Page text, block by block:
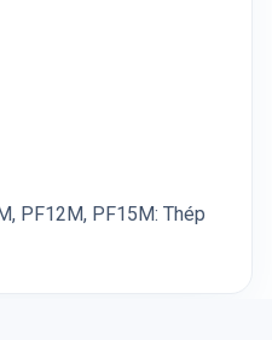
PF12M, PF15M: Thép